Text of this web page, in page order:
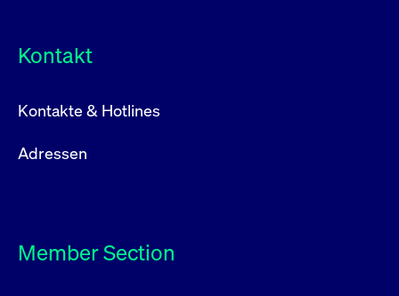
Kontakt
Kontakte & Hotlines
Adressen
Member Section